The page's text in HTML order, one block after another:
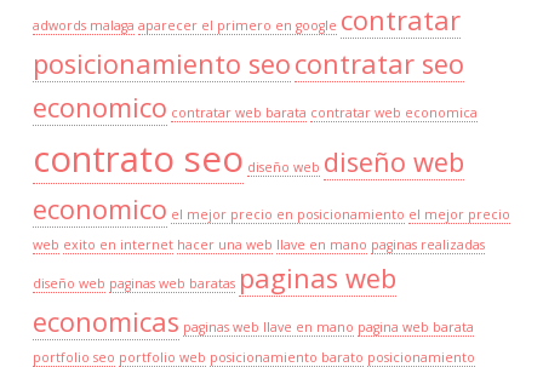
adwords malaga aparecer el primero en google contratar
posicionamiento seocontratar seo
economico contratar web barata contratar web economica
contrato seo diseño web diseño web
economico el mejor precio en posicionamiento el mejor precio
web exito en internet hacer una web llave en mano paginas realizadas
diseño web paginas web baratas paginas web
economicas paginas web llave en mano pagina web barata
portfolio seo portfolio web posicionamiento barato posicionamiento